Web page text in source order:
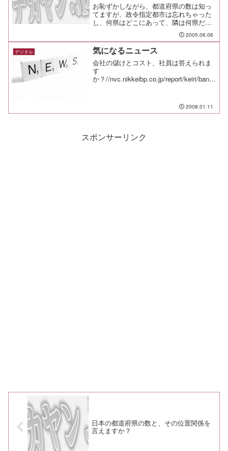
お恥ずかしながら、都道府県の数は知っ
てますが、政令指定都市は忘れちゃった
し、何県はどこにあって、隣は何県だな
んて、とても言えません。 でも、この
無料のソフトがあれば、楽しく勉強でき
るかもしれませんよ。
2005.06.06
デジタル 気になるニュース
会社の儲けとコスト、社員は答えられま
す
か？//nvc.nikkeibp.co.jp/report/keiri/bank/
2008.01.11
スポンサーリンク
日本の都道府県の数と、その位置関係を
言えますか？